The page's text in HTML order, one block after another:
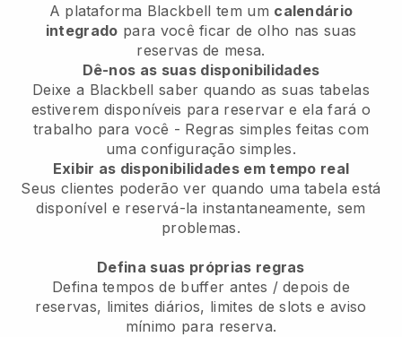
A plataforma Blackbell tem um calendário
integrado para você ficar de olho nas suas
reservas de mesa.
Dê-nos as suas disponibilidades
Deixe a Blackbell saber quando as suas tabelas
estiverem disponíveis para reservar e ela fará o
trabalho para você - Regras simples feitas com
uma configuração simples.
Exibir as disponibilidades em tempo real
Seus clientes poderão ver quando uma tabela está
disponível e reservá-la instantaneamente, sem
problemas.
Defina suas próprias regras
Defina tempos de buffer antes / depois de
reservas, limites diários, limites de slots e aviso
mínimo para reserva.